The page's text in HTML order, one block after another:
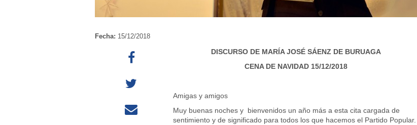
Fecha: 15/12/2018
DISCURSO DE MARÍA JOSÉ SÁENZ DE BURUAGA
CENA DE NAVIDAD 15/12/2018
Amigas y amigos
Muy buenas noches y bienvenidos un año más a esta cita cargada de
sentimiento y de significado para todos los que hacemos el Partido Popular.